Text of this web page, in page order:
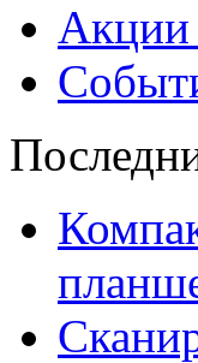
Акции